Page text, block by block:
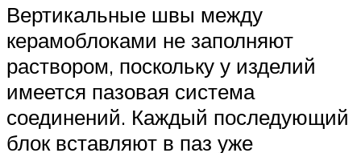
Вертикальные швы между
керамоблоками не заполняют
раствором, поскольку у изделий
имеется пазовая система
соединений. Каждый последующий
блок вставляют в паз уже